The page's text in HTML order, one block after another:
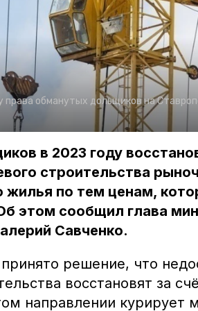
права обманутых дольщиков на
в 2023 году
строительства
жилья по тем ценам,
этом сообщил глава
Савченко.
решение, что
восстановят за
направлении курирует